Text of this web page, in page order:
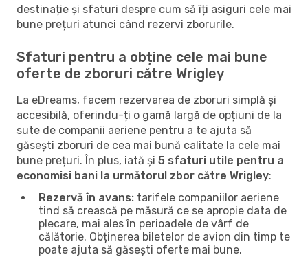
destinație și sfaturi despre cum să îți asiguri cele mai
bune prețuri atunci când rezervi zborurile.
Sfaturi pentru a obține cele mai bune
oferte de zboruri către Wrigley
La eDreams, facem rezervarea de zboruri simplă și
accesibilă, oferindu-ți o gamă largă de opțiuni de la
sute de companii aeriene pentru a te ajuta să
găsești zboruri de cea mai bună calitate la cele mai
bune prețuri. În plus, iată și 5 sfaturi utile pentru a
economisi bani la următorul zbor către Wrigley:
Rezervă în avans: tarifele companiilor aeriene
tind să crească pe măsură ce se apropie data de
plecare, mai ales în perioadele de vârf de
călătorie. Obținerea biletelor de avion din timp te
poate ajuta să găsești oferte mai bune.